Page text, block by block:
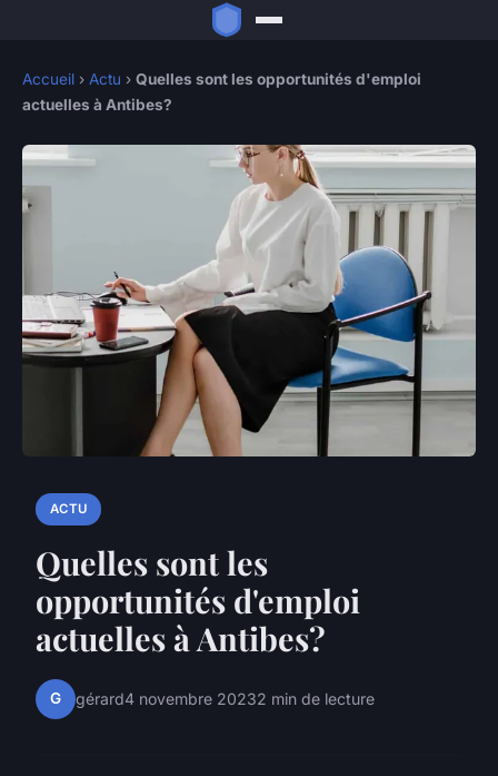
Accueil › Actu › Quelles sont les opportunités d'emploi
actuelles à Antibes?
ACTU
Quelles sont les
opportunités d'emploi
actuelles à Antibes?
G gérard4 novembre 20232 min de lecture